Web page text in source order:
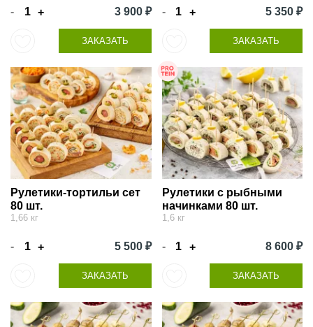
- + 3 900 ₽
ЗАКАЗАТЬ
- + 5 350 ₽
ЗАКАЗАТЬ
Рулетики-тортильи сет
80 шт.
1,66 кг
- + 5 500 ₽
ЗАКАЗАТЬ
Рулетики с рыбными
начинками 80 шт.
1,6 кг
- + 8 600 ₽
ЗАКАЗАТЬ